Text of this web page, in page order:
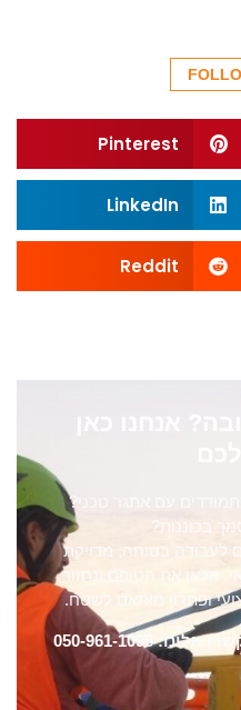
Pinterest
LinkedIn
Reddit
אנחנו כאן
עם אתגר טכני?
בכוננות?
לעבודה בטוחה, מדויקת
מלאו את הטופס ונחזור
ופתרון מותאם לשטח.
מעדיפים לדבר עכשיו? התקשרו אלינו: 050-961-1095